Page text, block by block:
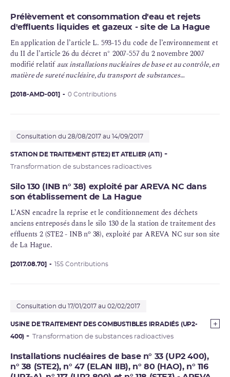
Prélèvement et consommation d'eau et rejets
d'effluents liquides et gazeux - site de La Hague
En application de l’article L. 593-15 du code de l’environnement et
du II de l’article 26 du décret n° 2007-557 du 2 novembre 2007
modifié relatifaux installations nucléaires de base et au contrôle, en
matière de sureté nucléaire, du transport de substances
demande de modification des décisions suivantes : la décision n
[2018-AMD-001] 0 Contributions
Consultation du 28/08/2017 au 14/09/2017
STATION DE TRAITEMENT (STE2) ET ATELIER (AT1)
Transformation de substances radioactives
Silo 130 (INB n° 38) exploité par AREVA NC dans
son établissement de La Hague
L’ASN encadre la reprise et le conditionnement des déchets
anciens entreposés dans le silo 130 de la station de traitement des
effluents 2 (STE2 - INB no38), exploité par AREVA NC sur son site
de La Hague.
[2017.08.70] 155 Contributions
Consultation du 17/01/2017 au 02/02/2017
USINE DE TRAITEMENT DES COMBUSTIBLES IRRADIÉS (UP2-
400)
Transformation de substances radioactives
Installations nucléaires de base n° 33 (UP2 400),
n° 38 (STE2), n° 47 (ELAN IIB), n° 80 (HAO), n° 116